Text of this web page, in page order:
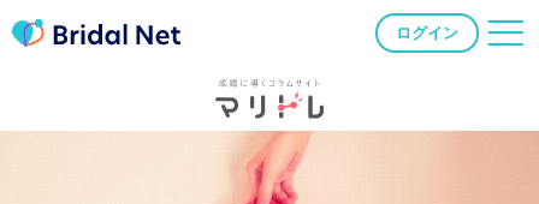
ログイン